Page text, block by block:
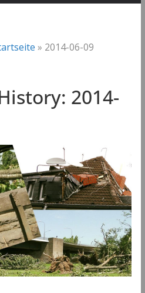
» 2014-06-09
2014-